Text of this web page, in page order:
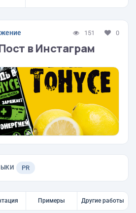
151 0
в Инстаграм
PR
Примеры Другие работы